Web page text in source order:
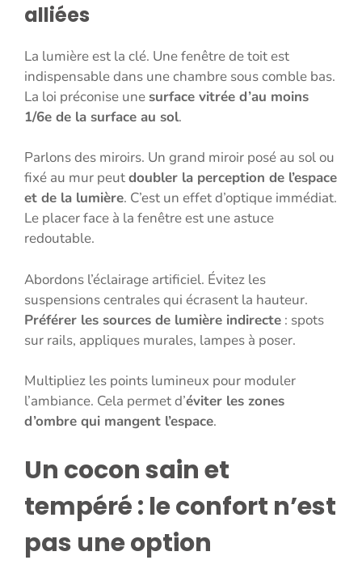
alliées
La lumière est la clé. Une fenêtre de toit est
indispensable dans une chambre sous comble bas.
La loi préconise unesurface vitrée d’au moins
1/6e de la surface au sol.
Parlons des miroirs. Un grand miroir posé au sol ou
fixé au mur peutdoubler la perception de l’espace
et de la lumière. C’est un effet d’optique immédiat.
Le placer face à la fenêtre est une astuce
redoutable.
Abordons l’éclairage artificiel. Évitez les
suspensions centrales qui écrasent la hauteur.
Préférer les sources de lumière indirecte : spots
sur rails, appliques murales, lampes à poser.
Multipliez les points lumineux pour moduler
l’ambiance. Cela permet d’éviter les zones
d’ombre qui mangent l’espace.
Un cocon sain et
tempéré : le confort n’est
pas une option